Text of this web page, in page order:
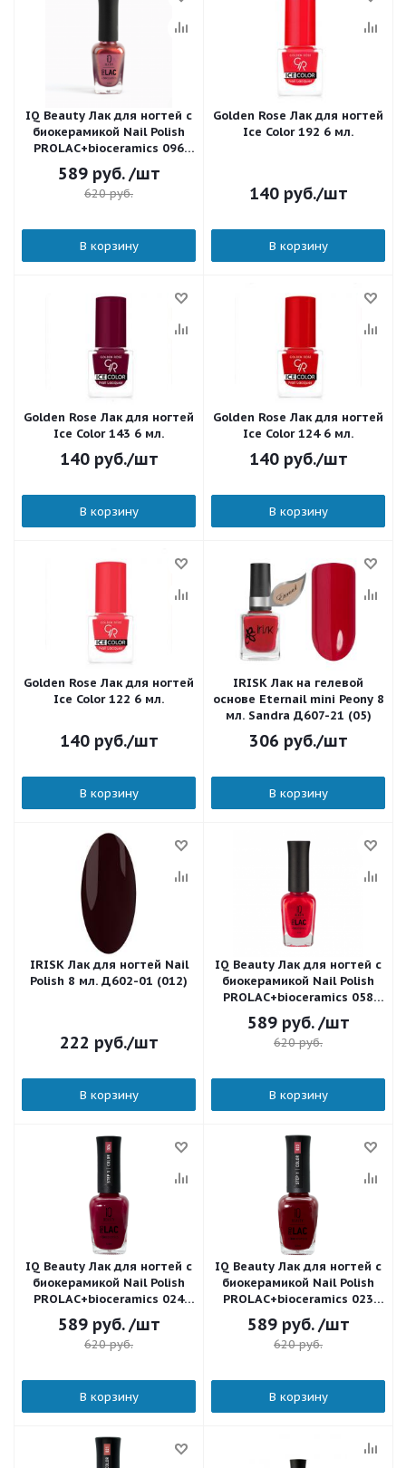
IQ Beauty Лак для ногтей с
биокерамикой Nail Polish
PROLAC+bioceramics 096
Ruby flare 12,5 мл.
589руб. /шт
620руб.
В корзину
Golden Rose Лак для ногтей
Ice Color 192 6 мл.
140руб./шт
В корзину
Golden Rose Лак для ногтей
Ice Color 143 6 мл.
140руб./шт
В корзину
Golden Rose Лак для ногтей
Ice Color 124 6 мл.
140руб./шт
В корзину
Golden Rose Лак для ногтей
Ice Color 122 6 мл.
140руб./шт
В корзину
IRISK Лак на гелевой
основе Eternail mini Peony 8
мл. Sandra Д607-21 (05)
306 руб./шт
В корзину
IRISK Лак для ногтей Nail
Polish 8 мл. Д602-01 (012)
222 руб./шт
В корзину
IQ Beauty Лак для ногтей с
биокерамикой Nail Polish
PROLAC+bioceramics 058
Flirty and femme 12,5 мл.
589руб. /шт
620руб.
В корзину
IQ Beauty Лак для ногтей с
биокерамикой Nail Polish
PROLAC+bioceramics 024
Forever crimson 12,5 мл.
589руб. /шт
620руб.
В корзину
IQ Beauty Лак для ногтей с
биокерамикой Nail Polish
PROLAC+bioceramics 023
Bordeaux 12,5 мл.
589руб. /шт
620руб.
В корзину